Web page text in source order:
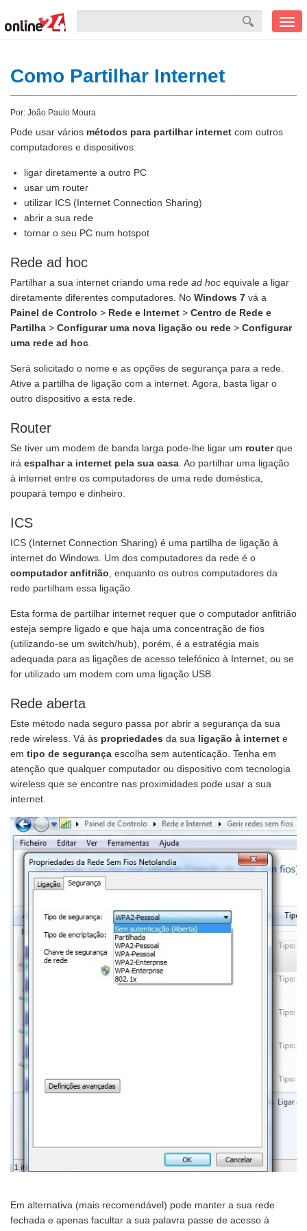
Como Partilhar Internet
Por: João Paulo Moura
Pode usar vários métodos para partilhar internet com outros
computadores e dispositivos:
ligar diretamente a outro PC
usar um router
utilizar ICS (Internet Connection Sharing)
abrir a sua rede
tornar o seu PC num hotspot
Rede ad hoc
Partilhar a sua internet criando uma rede ad hoc equivale a ligar
diretamente diferentes computadores. No Windows 7 vá a
Painel de Controlo > Rede e Internet > Centro de Rede e
Partilha > Configurar uma nova ligação ou rede > Configurar
uma rede ad hoc
Será solicitado o nome e as opções de segurança para a rede.
Ative a partilha de ligação com a internet. Agora, basta ligar o
outro dispositivo a esta rede.
Router
Se tiver um modem de banda larga pode-lhe ligar um routerque
irá espalhar a internet pela sua casa . Ao partilhar uma ligação
à internet entre os computadores de uma rede doméstica,
poupará tempo e dinheiro.
ICS
ICS (Internet Connection Sharing) é uma partilha de ligação à
internet do Windows. Um dos computadores da rede é o
computador anfitrião , enquanto os outros computadores da
rede partilham essa ligação.
Esta forma de partilhar internet requer que o computador anfitrião
esteja sempre ligado e que haja uma concentração de fios
(utilizando-se um switch/hub), porém, é a estratégia mais
adequada para as ligações de acesso telefónico à Internet, ou se
for utilizado um modem com uma ligação USB.
Rede aberta
Este método nada seguro passa por abrir a segurança da sua
rede wireless. Vá às propriedades da sua ligação à internet e
em tipo de segurança escolha sem autenticação. Tenha em
atenção que qualquer computador ou dispositivo com tecnologia
wireless que se encontre nas proximidades pode usar a sua
internet.
Em alternativa (mais recomendável) pode manter a sua rede
fechada e apenas facultar a sua palavra passe de acesso à